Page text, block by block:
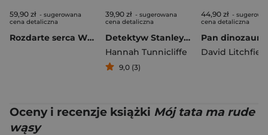
59,90 zł - sugerowana
cena detaliczna
Rozdarte serca Większe litery
39,90 zł - sugerowana
cena detaliczna
Detektyw Stanley i Królowa Kamuflażu
Hannah Tunnicliffe
9,0 (3)
44,90 zł -
cena detaliczna
Pan dinozaur
David
Oceny i recenzje książki Mój tata ma rude
wąsy